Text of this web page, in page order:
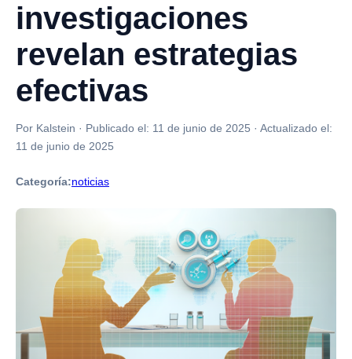
investigaciones
revelan estrategias
efectivas
Por Kalstein · Publicado el: 11 de junio de 2025 · Actualizado el:
11 de junio de 2025
Categoría:noticias